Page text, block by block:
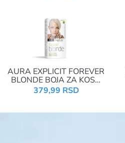
AURA EXPLICIT FOREVER
BLONDE BOJA ZA KOSU
11S
379,99 RSD